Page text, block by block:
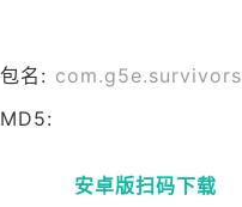
包名: com.g5e.survivors
MD5:
安卓版扫码下载